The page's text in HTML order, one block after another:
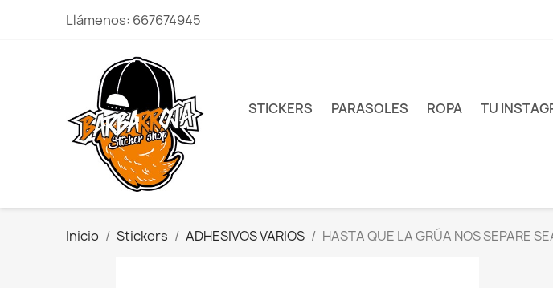
Llámenos: 667674945
STICKERS PARASOLES ROPA TU
Inicio Stickers ADHESIVOS VARIOS HASTA QUE LA GRÚA NOS SEPARE